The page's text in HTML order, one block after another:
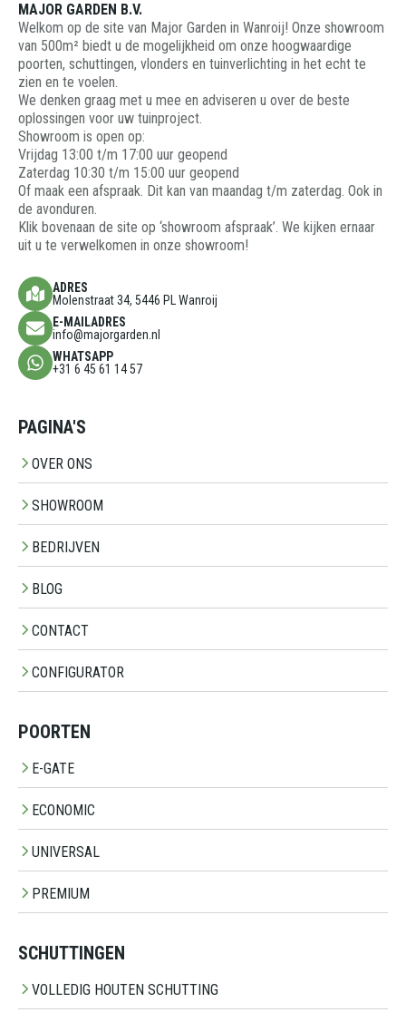
MAJOR GARDEN B.V.
Welkom op de site van Major Garden in Wanroij! Onze showroom
van 500m² biedt u de mogelijkheid om onze hoogwaardige
poorten, schuttingen, vlonders en tuinverlichting in het echt te
zien en te voelen.
We denken graag met u mee en adviseren u over de beste
oplossingen voor uw tuinproject.
Showroom is open op:
Vrijdag 13:00 t/m 17:00 uur geopend
Zaterdag 10:30 t/m 15:00 uur geopend
Of maak een afspraak. Dit kan van maandag t/m zaterdag. Ook in
de avonduren.
Klik bovenaan de site op ‘showroom afspraak’. We kijken ernaar
uit u te verwelkomen in onze showroom!
ADRES
Molenstraat 34, 5446 PL Wanroij
E-MAILADRES
info@majorgarden.nl
WHATSAPP
+31 6 45 61 14 57
PAGINA'S
OVER ONS
SHOWROOM
BEDRIJVEN
BLOG
CONTACT
CONFIGURATOR
POORTEN
E-GATE
ECONOMIC
UNIVERSAL
PREMIUM
SCHUTTINGEN
VOLLEDIG HOUTEN SCHUTTING